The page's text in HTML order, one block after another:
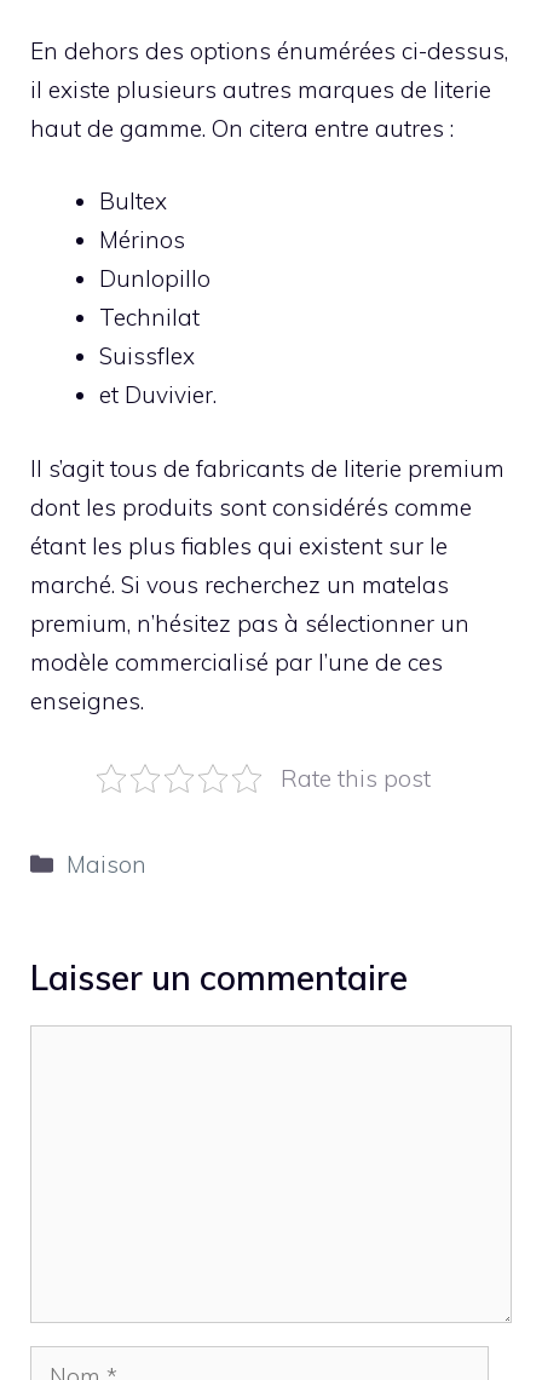
En dehors des options énumérées ci-dessus,
il existe plusieurs autres marques de literie
haut de gamme. On citera entre autres :
Bultex
Mérinos
Dunlopillo
Technilat
Suissflex
et Duvivier.
Il s’agit tous de fabricants de literie premium
dont les produits sont considérés comme
étant les plus fiables qui existent sur le
marché. Si vous recherchez un matelas
premium, n’hésitez pas à sélectionner un
modèle commercialisé par l’une de ces
enseignes.
Rate this post
Catégories
Maison
Laisser un commentaire
Nom